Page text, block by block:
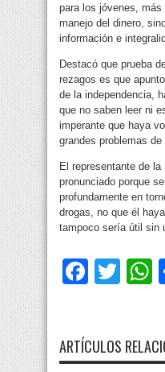
para los jóvenes,
manejo del dinero,
información e
Destacó que prueba
rezagos es que
de la independencia,
que no saben leer ni
imperante que haya
grandes problemas de
El representante de
pronunciado porque
profundamente en
drogas, no que él
tampoco sería útil sin
ARTÍCULOS